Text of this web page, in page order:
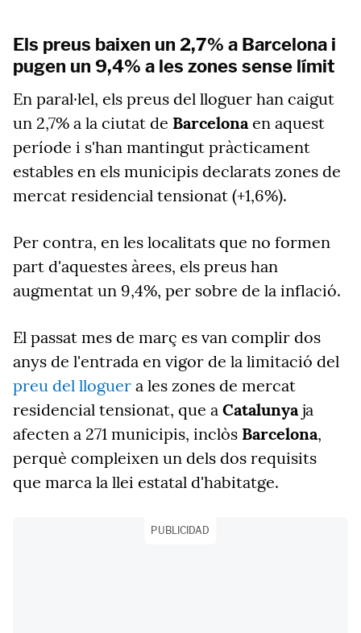
Els preus baixen un 2,7% a Barcelona i
pugen un 9,4% a les zones sense límit
En paral·lel, els preus del lloguer han caigut
un 2,7% a la ciutat de Barcelonaen aquest
període i s'han mantingut pràcticament
estables en els municipis declarats zones de
mercat residencial tensionat (+1,6%).
Per contra, en les localitats que no formen
part d'aquestes àrees, els preus han
augmentat un 9,4%, per sobre de la inflació.
El passat mes de març es van complir dos
anys de l'entrada en vigor de la limitació del
preu del lloguer a les zones de mercat
residencial tensionat, que a Catalunyaja
afecten a 271 municipis, inclòs Barcelona,
perquè compleixen un dels dos requisits
que marca la llei estatal d'habitatge.
PUBLICIDAD